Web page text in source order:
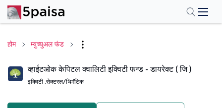
होम म्युच्युअल फंड
व्हाईटओक केपिटल क्वालिटी इक्विटी फन्ड - डायरेक्ट ( जि )
इक्विटी .सेक्टरल/थिमॅटिक